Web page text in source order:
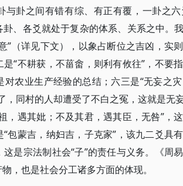
卦之间有错有综、有正有覆，一卦之六
、各爻就处于复杂的体系、关系之中。
”（详见下文），以象占断位之吉凶，实
“不耕获，不菑畬，则利有攸往”，不要
农业生产经验的总结；六三是“无妄之
，同村的人却遭受了不白之冤，这就是无
，遇其妣；不及其君，遇其臣，无咎”，
包蒙吉，纳妇吉，子克家”，该九二爻具
是宗法制社会“子”的责任与义务。《周
，也是社会分工诸多方面的体现。